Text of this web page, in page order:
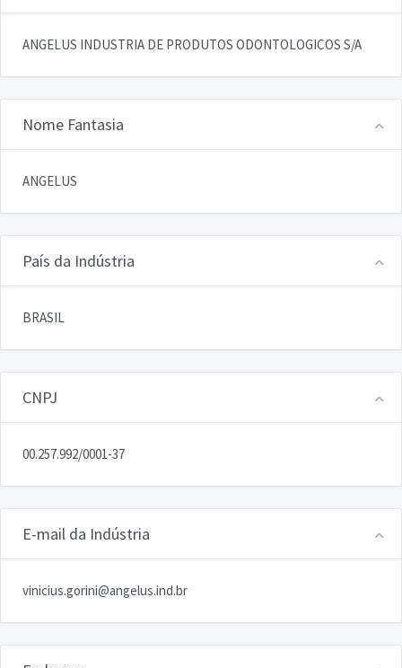
ANGELUS INDUSTRIA DE PRODUTOS ODONTOLOGICOS S/A
Nome Fantasia
ANGELUS
País da Indústria
BRASIL
CNPJ
00.257.992/0001-37
E-mail da Indústria
vinicius.gorini@angelus.ind.br